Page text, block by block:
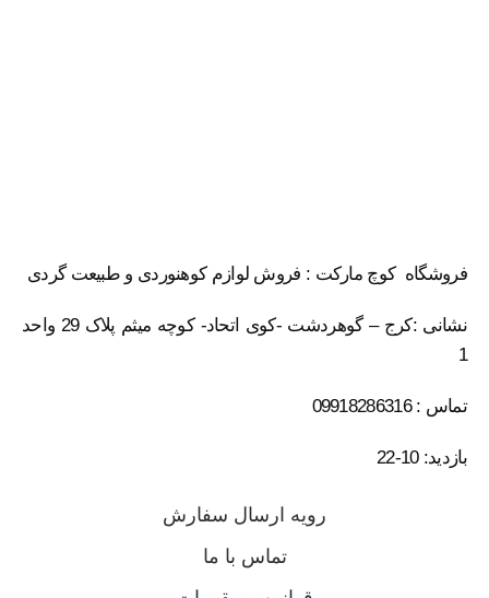
فروشگاه کوچ مارکت : فروش لوازم کوهنوردی و طبیعت گردی
نشانی :کرج – گوهردشت -کوی اتحاد- کوچه میثم پلاک 29 واحد
1
تماس : 09918286316
بازدید: 10-22
رویه ارسال سفارش
تماس با ما